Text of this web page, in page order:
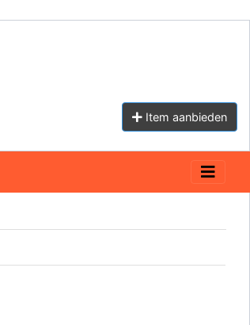
Item aanbieden